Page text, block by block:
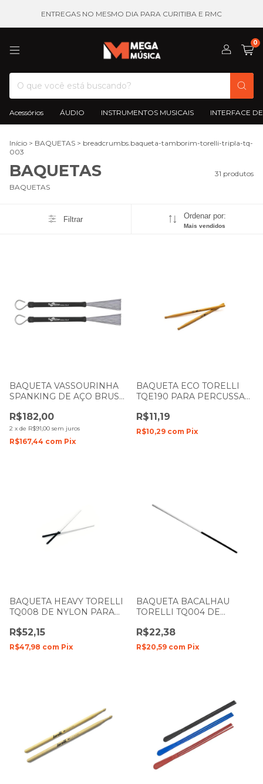
ENTREGAS NO MESMO DIA PARA CURITIBA E RMC
0
Acessórios ÁUDIO INSTRUMENTOS MUSICAIS INTERFACE
Início > BAQUETAS > breadcrumbs.baqueta-tamborim-torelli-tripla-tq-
003
BAQUETAS
31 produtos
BAQUETAS
Filtrar Ordenar por:
Mais vendidos
BAQUETA VASSOURINHA
SPANKING DE AÇO BRUSH
R$182,00
2 x de R$91,00 sem juros
R$167,44 com Pix
BAQUETA ECO TORELLI
TQE190 PARA PERCUSSAO
UNIDADE
R$11,19
R$10,29 com Pix
BAQUETA HEAVY TORELLI
TQ008 DE NYLON PARA
R$52,15
R$47,98 com Pix
BAQUETA BACALHAU
TORELLI TQ004 DE
UNIDADE
R$22,38
R$20,59 com Pix